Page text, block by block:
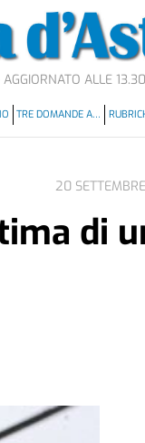
ALLE 13.30
TRE DOMANDE A…
20
di